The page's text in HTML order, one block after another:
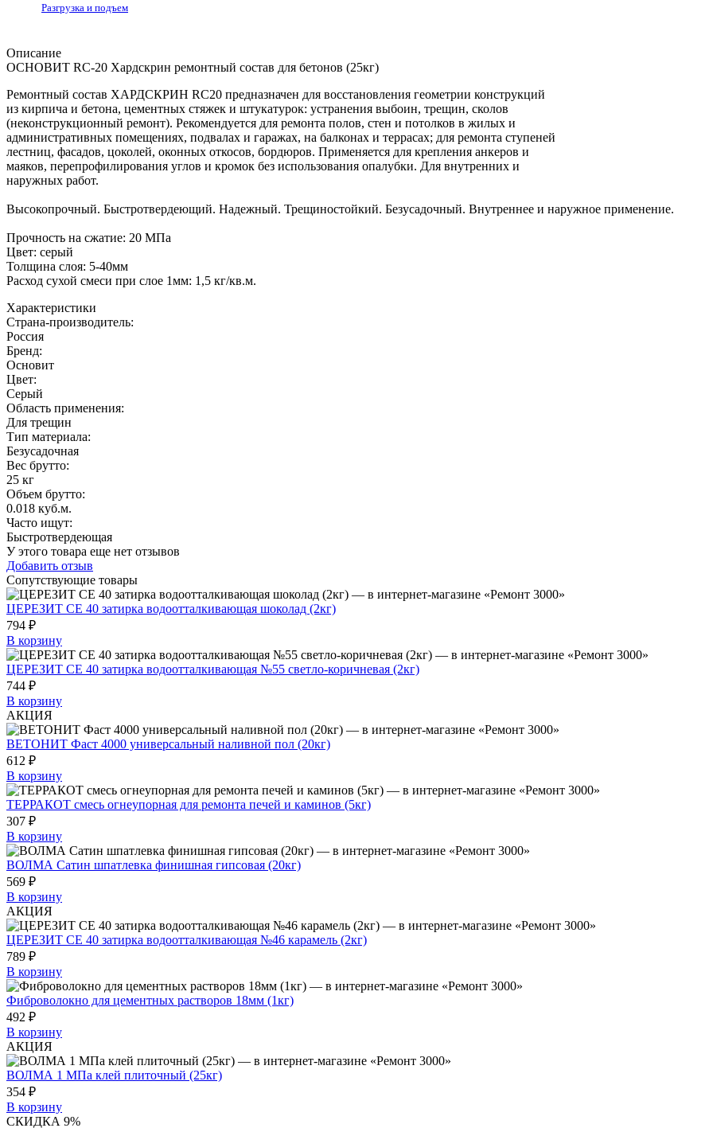
Разгрузка и подъем
Описание
ОСНОВИТ RC-20 Хардскрин ремонтный состав для бетонов (25кг)
Ремонтный состав ХАРДСКРИН RC20 предназначен для восстановления геометрии конструкций
из кирпича и бетона, цементных стяжек и штукатурок: устранения выбоин, трещин, сколов
(неконструкционный ремонт). Рекомендуется для ремонта полов, стен и потолков в жилых и
административных помещениях, подвалах и гаражах, на балконах и террасах; для ремонта ступеней
лестниц, фасадов, цоколей, оконных откосов, бордюров. Применяется для крепления анкеров и
маяков, перепрофилирования углов и кромок без использования опалубки. Для внутренних и
наружных работ.
Высокопрочный. Быстротвердеющий. Надежный. Трещиностойкий. Безусадочный. Внутреннее и наружное применение.
Прочность на сжатие: 20 МПа
Цвет: серый
Толщина слоя: 5-40мм
Расход сухой смеси при слое 1мм: 1,5 кг/кв.м.
Характеристики
Страна-производитель:
Россия
Бренд:
Основит
Цвет:
Серый
Область применения:
Для трещин
Тип материала:
Безусадочная
Вес брутто:
25 кг
Объем брутто:
0.018 куб.м.
Часто ищут:
Быстротвердеющая
У этого товара еще нет отзывов
Добавить отзыв
Сопутствующие товары
ЦЕРЕЗИТ СЕ 40 затирка водоотталкивающая шоколад (2кг)
794 ₽
В корзину
ЦЕРЕЗИТ СЕ 40 затирка водоотталкивающая №55 светло-коричневая (2кг)
744 ₽
В корзину
АКЦИЯ
ВЕТОНИТ Фаст 4000 универсальный наливной пол (20кг)
612 ₽
В корзину
ТЕРРАКОТ смесь огнеупорная для ремонта печей и каминов (5кг)
307 ₽
В корзину
ВОЛМА Сатин шпатлевка финишная гипсовая (20кг)
569 ₽
В корзину
АКЦИЯ
ЦЕРЕЗИТ СЕ 40 затирка водоотталкивающая №46 карамель (2кг)
789 ₽
В корзину
Фиброволокно для цементных растворов 18мм (1кг)
492 ₽
В корзину
АКЦИЯ
ВОЛМА 1 МПа клей плиточный (25кг)
354 ₽
В корзину
СКИДКА 9%